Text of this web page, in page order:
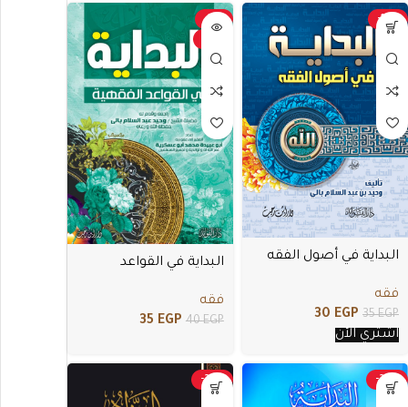
-14%
البداية في أصول الفقه
فقه
35EGP
30 EGP
اشتري الأن
-13%
البداية في القواعد
فقه
40EGP
35 EGP
-20%
-20%